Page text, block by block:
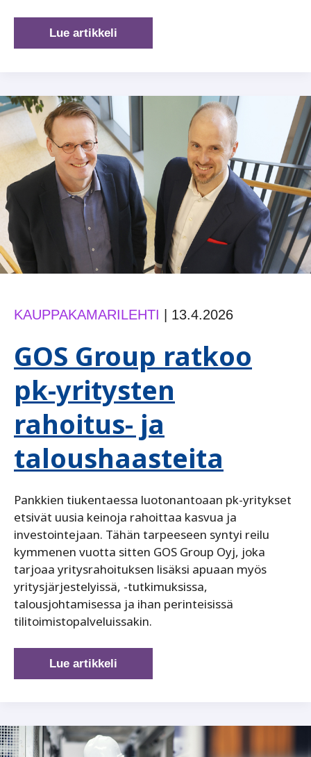
Lupa-
ja
mittakaavaan
Lue artikkeli
KAUPPAKAMARILEHTI 13.4.2026
GOS Group ratkoo
pk-yritysten
rahoitus- ja
taloushaasteita
Pankkien tiukentaessa luotonantoaan pk-yritykset
etsivät uusia keinoja rahoittaa kasvua ja
investointejaan. Tähän tarpeeseen syntyi reilu
kymmenen vuotta sitten GOS Group Oyj, joka
tarjoaa yritysrahoituksen lisäksi apuaan myös
yritysjärjestelyissä, -tutkimuksissa,
talousjohtamisessa ja ihan perinteisissä
tilitoimistopalveluissakin.
GOS
Group
yritysten
rahoitus-
Lue artikkeli